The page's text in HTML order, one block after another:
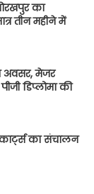
का
तीन महीने में
अवसर, मेजर
डिप्लोमा की
का संचालन